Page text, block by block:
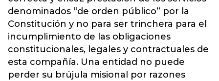
denominados “de orden público” por la
Constitución y no para ser trinchera para el
incumplimiento de las obligaciones
constitucionales, legales y contractuales de
esta compañía. Una entidad no puede
perder su brújula misional por razones